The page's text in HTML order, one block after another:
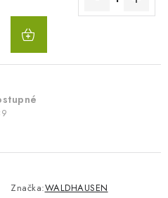
Značka:WALDHAUSEN